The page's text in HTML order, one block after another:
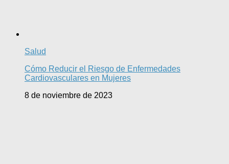
Salud
Cómo Reducir el Riesgo de Enfermedades
Cardiovasculares en Mujeres
8 de noviembre de 2023